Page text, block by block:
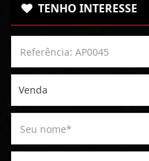
TENHO INTERESSE
Venda